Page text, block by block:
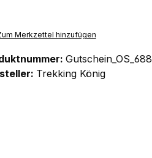
Merkzettel hinzufügen
Gutschein_OS_688
Trekking König